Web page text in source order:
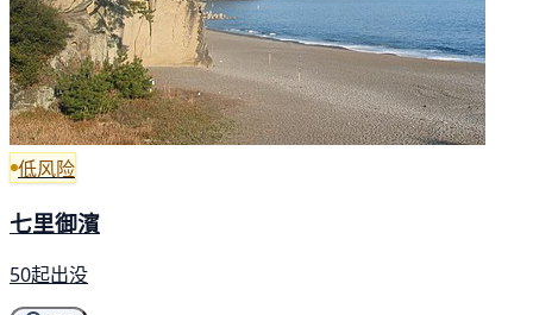
低风险
七里御濱
50起出没